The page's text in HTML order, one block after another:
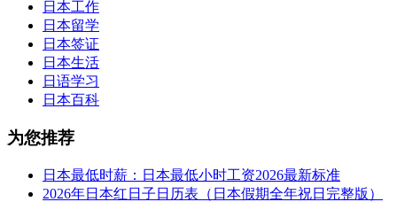
日本工作
日本留学
日本签证
日本生活
日语学习
日本百科
为您推荐
日本最低时薪：日本最低小时工资2026最新标准
2026年日本红日子日历表（日本假期全年祝日完整版）